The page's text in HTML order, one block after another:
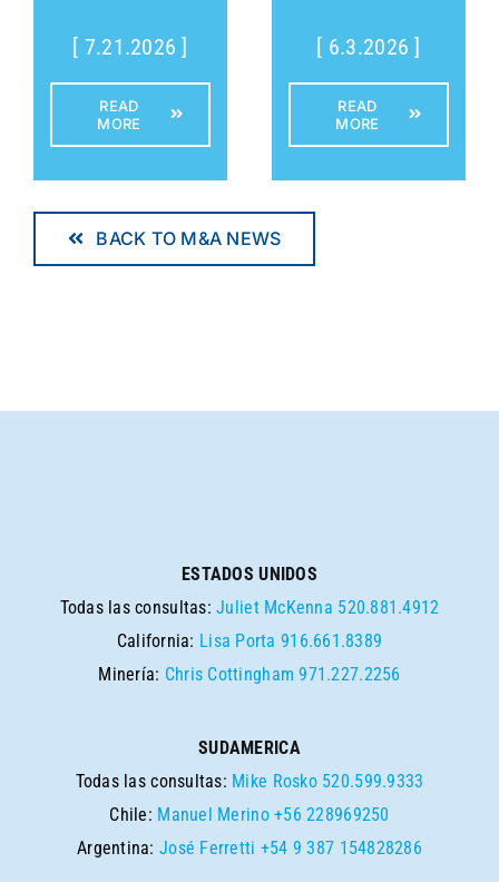
[ 7.21.2026 ]
READ
MORE
[ 6.3.2026 ]
READ
MORE
BACK TO M&A NEWS
ESTADOS UNIDOS
Todas las consultas:Juliet McKenna 520.881.4912
California: Lisa Porta 916.661.8389
Minería: Chris Cottingham 971.227.2256
SUDAMERICA
Todas las consultas: Mike Rosko 520.599.9333
Chile: Manuel Merino +56 228969250
Argentina:José Ferretti +54 9 387 154828286